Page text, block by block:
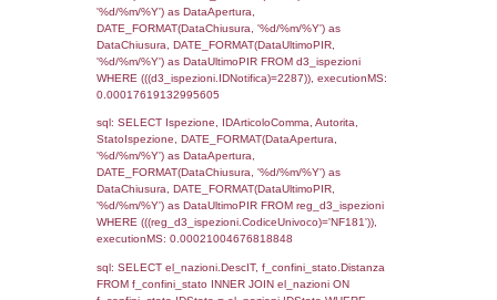
= el_province.IstProvincia) LEFT JOIN
a1_stabilimento.RegioneStab =
LEFT JOIN el_comuni AS el_comuni_1 ON
a1_stabilimento.IstComuneSL =
LEFT JOIN el_province AS el_province_1
a1_stabilimento.IstProvinciaSL =
el_province_1.IstProvincia) LEFT JOIN
el_regioni_1 ON
el_regioni_1.IstRegione where
executionMS: 0.00030398368835449
sql: SELECT a2p.Cognome, a2p.Nome